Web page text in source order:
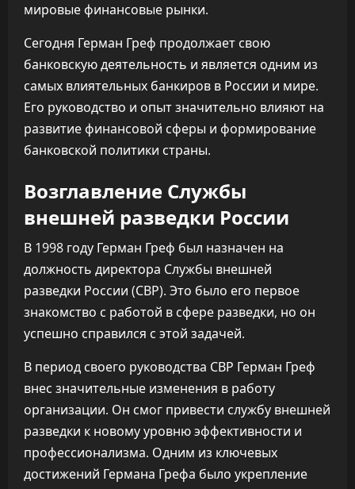
мировые финансовые рынки.
Сегодня Герман Греф продолжает свою
банковскую деятельность и является одним из
самых влиятельных банкиров в России и мире.
Его руководство и опыт значительно влияют на
развитие финансовой сферы и формирование
банковской политики страны.
Возглавление Службы
внешней разведки России
В 1998 году Герман Греф был назначен на
должность директора Службы внешней
разведки России (СВР). Это было его первое
знакомство с работой в сфере разведки, но он
успешно справился с этой задачей.
В период своего руководства СВР Герман Греф
внес значительные изменения в работу
организации. Он смог привести службу внешней
разведки к новому уровню эффективности и
профессионализма. Одним из ключевых
достижений Германа Грефа было укрепление